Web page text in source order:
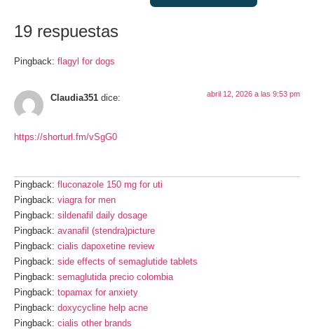
19 respuestas
Pingback: flagyl for dogs
Claudia351 dice: abril 12, 2026 a las 9:53 pm
https://shorturl.fm/vSgG0
Pingback: fluconazole 150 mg for uti
Pingback: viagra for men
Pingback: sildenafil daily dosage
Pingback: avanafil (stendra)picture
Pingback: cialis dapoxetine review
Pingback: side effects of semaglutide tablets
Pingback: semaglutida precio colombia
Pingback: topamax for anxiety
Pingback: doxycycline help acne
Pingback: cialis other brands